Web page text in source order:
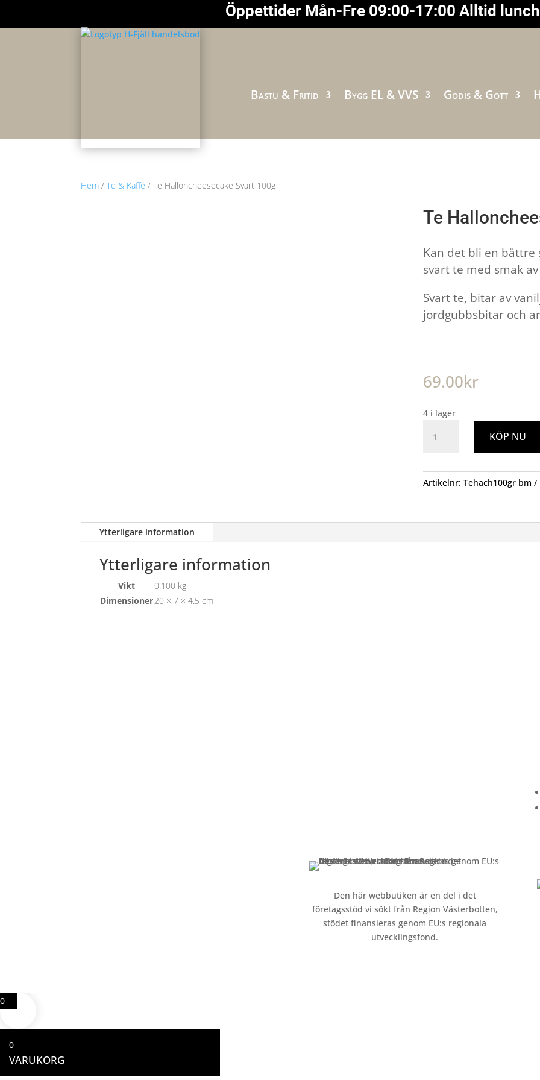
Öppettider Mån-Fre 09:00-17:00 Alltid
Bastu & Fritid Bygg EL & VVS Godis & Gott
Hem /Te & Kaffe / Te Halloncheesecake Svart 100g
Te
Kan det bli en bättre
svart te med smak
Svart te, bitar av
jordgubbsbitar och
69.00kr
4 i lager
Halloncheesecake
mängd
KÖP NU
Artikelnr: Tehach100gr bm
Ytterligare information
Ytterligare information
Vikt
0.100 kg
Dimensioner20 × 7 × 4.5 cm
Den här webbutiken är en del i det
företagsstöd vi sökt från Region Västerbotten,
stödet finansieras genom EU:s regionala
utvecklingsfond.
0
0
VARUKORG